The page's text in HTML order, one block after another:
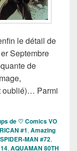
le détail de
Septembre
de
oublié)… Parmi
comics VO du
de ♡ Comics VO
#1, Amazing
MAN #72,
, AQUAMAN 80TH